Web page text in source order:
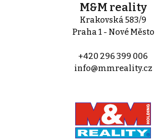
M&M reality
Krakovská 583/9
Praha 1 - Nové Město
+420 296 399 006
info@mmreality.cz